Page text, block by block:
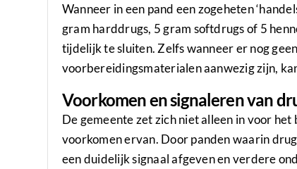
Wanneer in een pand een zogeheten
gram harddrugs, 5 gram softdrugs of 5
tijdelijk te sluiten. Zelfs wanneer er nog
voorbereidingsmaterialen aanwezig zijn,
Voorkomen en signaleren van
De gemeente zet zich niet alleen in voor
voorkomen ervan. Door panden waarin
een duidelijk signaal afgeven en verdere